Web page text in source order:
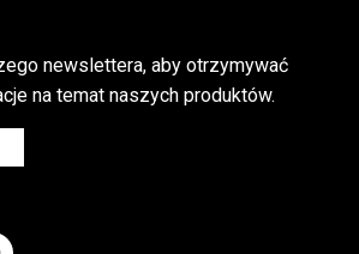
newslettera, aby otrzymywać
na temat naszych produktów.